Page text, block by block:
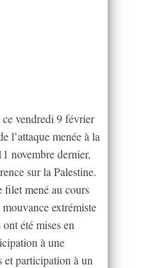
vendredi 9 février
l’attaque menée à la
novembre dernier,
sur la Palestine.
filet mené au cours
extrémiste
été mises en
à une
et participation à un